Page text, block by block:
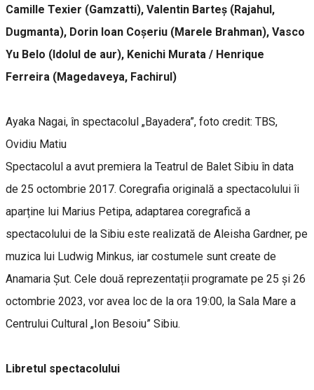
Camille Texier (Gamzatti), Valentin Barteș (Rajahul,
Dugmanta), Dorin Ioan Coșeriu (Marele Brahman), Vasco
Yu Belo (Idolul de aur), Kenichi Murata / Henrique
Ferreira (Magedaveya, Fachirul)
Ayaka Nagai, în spectacolul „Bayadera”, foto credit: TBS,
Ovidiu Matiu
Spectacolul a avut premiera la Teatrul de Balet Sibiu în data
de 25 octombrie 2017. Coregrafia originală a spectacolului îi
aparține lui Marius Petipa, adaptarea coregrafică a
spectacolului de la Sibiu este realizată de Aleisha Gardner, pe
muzica lui Ludwig Minkus, iar costumele sunt create de
Anamaria Șut. Cele două reprezentații programate pe 25 și 26
octombrie 2023, vor avea loc de la ora 19:00, la Sala Mare a
Centrului Cultural „Ion Besoiu” Sibiu.
Libretul spectacolului